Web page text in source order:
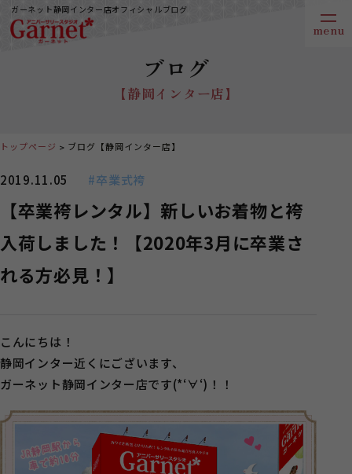
ガーネット静岡インター店オフィシャルブログ
ブログ
【静岡インター店】
2019.11.05 #卒業式袴
【卒業袴レンタル】新しいお着物と袴
入荷しました！【2020年3月に卒業さ
れる方必見！】
こんにちは！
静岡インター近くにございます、
ガーネット静岡インター店です(*‘∀‘)！！
トップページ ブログ【静岡インター店】